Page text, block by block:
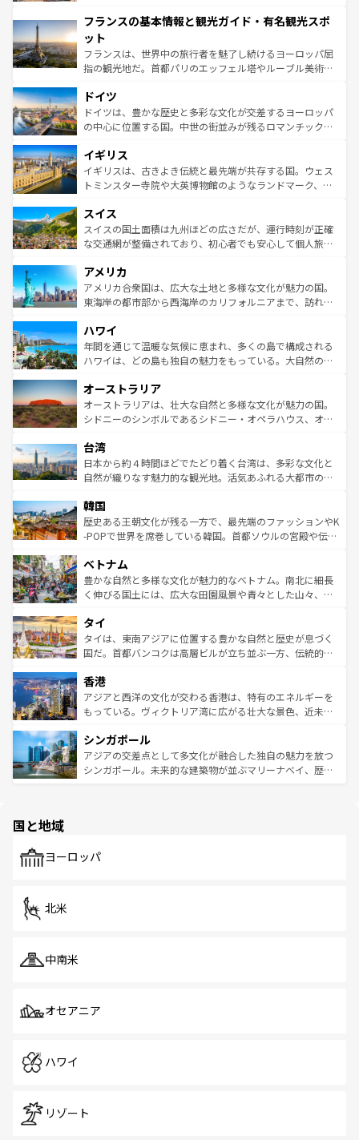
ませてくれるイタリアで、忘れられない旅をしてみよう！
なお、新着のイタリア情報は
しい。
文化が根付くこの国では、情熱的なフラメンコ、熱気あふ
れる闘牛、そして美味しいタパスが生活の一部となってい
る。首都マドリードの洗練された雰囲気や、バルセロナの
アートに溢れた街角から、地方では古代ローマ遺跡や中世
せる。地方によって風土や気候が異なるスペインはその個
性で訪れる人を魅了する。 なお、新着のスペイン情報は コ
ンテンツ一覧を参照してほしい。
フランスの基本情報と観光ガイド・有名観光スポ
ット
フランスは、世界中の旅行者を魅了し続けるヨーロッパ屈
指の観光地だ。首都パリのエッフェル塔やルーブル美術館
で、幅広い魅力が詰まっている。華麗な宮殿、歴史的な大
聖堂、美しいビーチ、そして豊かな自然が、訪れる者を心
から魅了する。また、フランスは美食の国としても知ら
いる。シャンパンの発祥地であるランス、プロヴァンスの
香り高いラベンダー畑など、多彩な楽しみ方が可能だ。さ
らに、パリ以外の地域にも魅力が溢れており、どの街角に
れる地方に足を運ぶとそれぞれで全く異なる文化を体験で
きるだろう。 なお、新着のフランス情報はコンテンツ一覧
を参照してほしい。
ドイツ
ドイツは、豊かな歴史と多彩な文化が交差するヨーロッパ
の中心に位置する国。中世の街並みが残るロマンチック街
顔を持つこの国は、どこを歩いても飽きることがない。ベ
ルリンの文化的活気、バイエルン州のアルプスの絶景、そ
してライン川沿いのワイン畑といった風景は必見。ビール
は、お酒好きな人にはぜひ体験してほしい。 なお、新着の
ドイツ情報はコンテンツ一覧を参照してほしい。
イギリス
イギリスは、古きよき伝統と最先端が共存する国。ウェス
トミンスター寺院や大英博物館のようなランドマーク、歴
リアごとに異なる魅力がある。また、優雅なアフタヌーン
ティー、ビール好きにはたまらない英国パブ、サッカー観
戦など、本場だからこそできる体験も豊富。イギリスを旅
ンツ一覧を参照してほしい。
スイス
スイスの国土面積は九州ほどの広さだが、運行時刻が正確
な交通網が整備されており、初心者でも安心して個人旅行
の建物がそのまま残る町や、スイスならではのユニークな
博物館もあり、アルプス観光だけでなく町歩きも満喫する
ことができる。国民の所得が高いため物価も高いが、旅行
ば市内交通費無料で観光を楽しむこともできる。 なお、新
着のスイス情報はコンテンツ一覧 を参照してほしい。
アメリカ
アメリカ合衆国は、広大な土地と多様な文化が魅力の国。
東海岸の都市部から西海岸のカリフォルニアまで、訪れる
のような巨大都市は、観光、ショッピング、エンターテイ
ンメントが詰まった刺激的なスポットだ。一方、アメリカ
西部には大自然が広がり、グランドキャニオンやイエロー
部のニューオーリンズでは、音楽と美食が融合した独特の
文化が魅力。旅行者はアメリカの各地域で異なる魅力を楽
しみながら、その多様性と豊かな歴史を感じることができ
ならではの贅沢な旅のスタイルだ。 なお、新着のアメリカ
情報はコンテンツ一覧を参照してほしい。
ハワイ
年間を通じて温暖な気候に恵まれ、多くの島で構成される
ハワイは、どの島も独自の魅力をもっている。大自然の神
ワイ島は見逃せない。また、定番の観光地といえばオアフ
島だが、静かな自然を求めるならマウイ島やカウアイ島が
おすすめ。エメラルドグリーンに輝く海をはじめ、豊かな
れるおもてなしの心で訪れる人々を迎えてくれるハワイの
人々、おいしいローカルフードやハワイアンミュージッ
ク、伝統的なフラダンスなど、すべてがハワイの魅力を彩
ワイを、存分に味わってほしい。 なお、新着のハワイ情報
はコンテンツ一覧を参照してほしい。
オーストラリア
オーストラリアは、壮大な自然と多様な文化が魅力の国。
シドニーのシンボルであるシドニー・オペラハウス、オー
リアリーフや大陸中央部にそびえるウルル（エアーズロッ
ク）、タスマニアの美しい原生林やケアンズの熱帯雨林な
ど、見どころがたくさん。また、カフェやワイン、オージ
いる。アクティビティも充実しており、サーフィンやダイ
ビング、ハイキングなど、アウトドア好きにはたまらな
い。オーストラリアの多彩な魅力を存分に味わいつくそ
参照してほしい。
台湾
日本から約４時間ほどでたどり着く台湾は、多彩な文化と
自然が織りなす魅力的な観光地。活気あふれる大都市の台
ン）、静ひつな山岳地帯である台湾東部など、都市の喧騒
と山間の静けさが共存しており、訪れる人に新しい発見と
驚きをもたらしてくれる。また、奥深い台湾の食文化も魅
容にもいいと評判のスイーツなど、バラエティ豊かな料理
が味わえる。 なお、新着の台湾情報は コンテンツ一覧を参
照してほしい。
韓国
歴史ある王朝文化が残る一方で、最先端のファッションやK
-POPで世界を席巻している韓国。首都ソウルの宮殿や伝統
き、地方に足を延ばせば四季折々の自然美を楽しむことが
できる。そして、キムチや焼肉、絶品のストリートフード
まで、さまざまな韓国料理が待っている。夜には、韓国な
リティに包まれながら、韓国の多彩な魅力を心ゆくまで味
わってみてほしい。 なお、新着の韓国情報はコンテンツ一
覧を参照してほしい。
ベトナム
豊かな自然と多様な文化が魅力的なベトナム。南北に細長
く伸びる国土には、広大な田園風景や青々とした山々、世
急速な発展と共に伝統が息づく。ハノイの古い町並みやホ
ーチミン市のフランス統治時代の建物も、独特の雰囲気を
醸し出している。また、バラエティの豊かさとおいしさで
とつ。フォーやバインミー、ベトナムコーヒーなどは、ぜ
ひ現地で味わいたい。どの地域を訪れてもあたたかい人々
が旅行者を迎えてくれるので、きっと忘れられない旅にな
参照してほしい。
タイ
タイは、東南アジアに位置する豊かな自然と歴史が息づく
国だ。首都バンコクは高層ビルが立ち並ぶ一方、伝統的な
の活気が交差している。北部ではチェンマイなどの山岳地
帯で自然と触れ合い、南部ではプーケットやクラビの美し
いビーチでリゾート気分を楽しむことができる。タイ料理
激する。気候は一年中温暖で、どの季節にも異なる楽しみ
が待っている。親しみやすいタイの人々、仏教を中心とし
た文化、そして多様な観光資源が、訪れる旅人を魅了し続
香港
アジアと西洋の文化が交わる香港は、特有のエネルギーを
もっている。ヴィクトリア湾に広がる壮大な景色、近未来
み、どこを訪れても感動するはず。観光スポットが密集し
ており、効率よく見どころを回れるのも魅力。息をのむよ
うな絶景から文化的な体験まで、香港を存分に楽しみ尽く
シンガポール
アジアの交差点として多文化が融合した独自の魅力を放つ
シンガポール。未来的な建築物が並ぶマリーナベイ、歴史
で、ホーカーズは地元の風情を楽しめる外せないスポット
国と地域
ヨーロッパ
北米
中南米
オセアニア
ハワイ
リゾート